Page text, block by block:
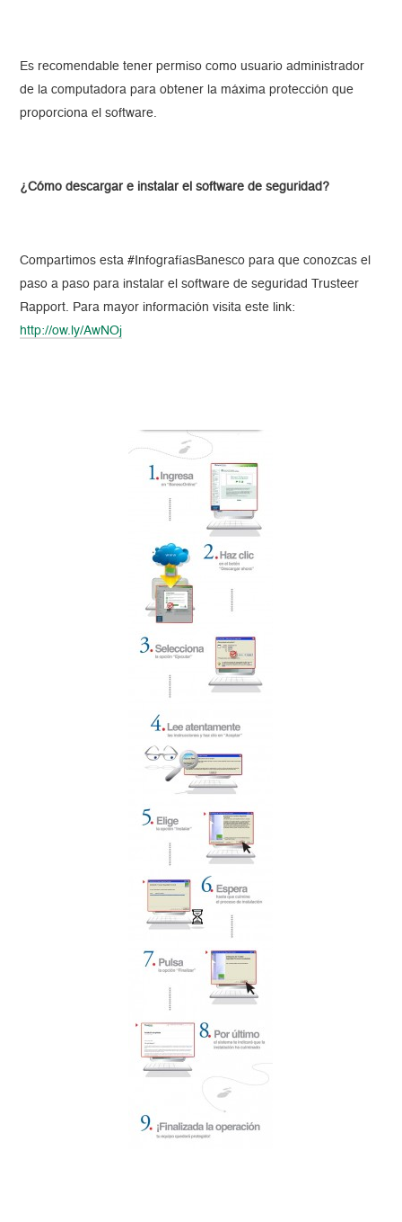
Es recomendable tener permiso como usuario administrador
de la computadora para obtener la máxima protección que
proporciona el software.
¿Cómo descargar e instalar el software de seguridad?
Compartimos esta #InfografíasBanesco para que conozcas el
paso a paso para instalar el software de seguridad Trusteer
Rapport. Para mayor información visita este link:
http://ow.ly/AwNOj